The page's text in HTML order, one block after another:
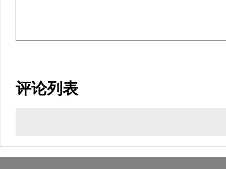
评论列表